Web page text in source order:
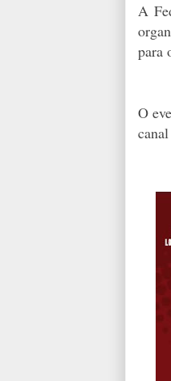
A
para
O